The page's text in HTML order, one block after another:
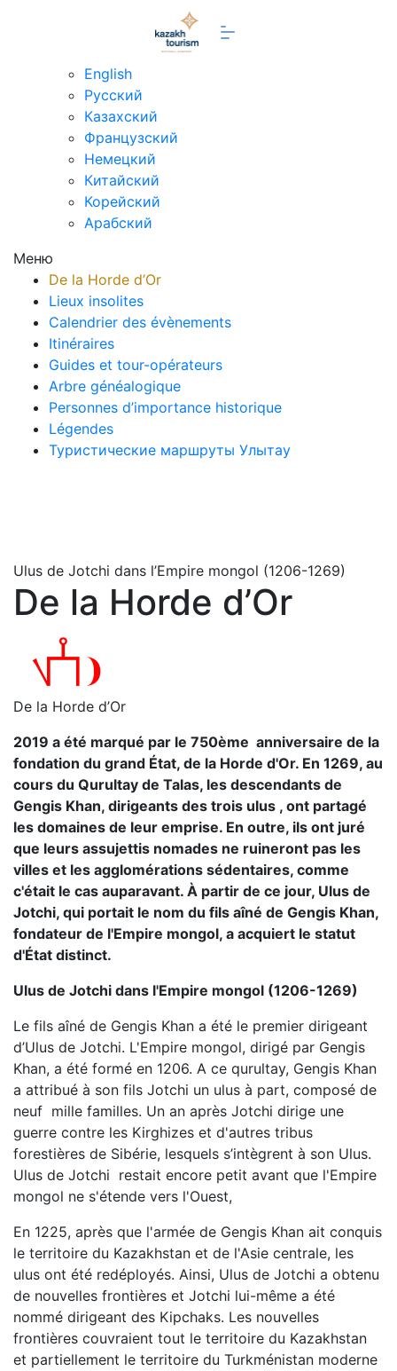
English
Русский
Казахский
Французский
Немецкий
Китайский
Корейский
Арабский
Меню
De la Horde d’Or
Lieux insolites
Calendrier des évènements
Itinéraires
Guides et tour-opérateurs
Arbre généalogique
Personnes d’importance historique
Légendes
Туристические маршруты Улытау
Ulus de Jotchi dans l’Empire mongol (1206-1269)
De la Horde d’Or
De la Horde d’Or
2019 a été marqué par le 750ème anniversaire de la
fondation du grand État, de la Horde d'Or. En 1269, au
cours du Qurultay de Talas, les descendants de
Gengis Khan, dirigeants des trois ulus , ont partagé
les domaines de leur emprise. En outre, ils ont juré
que leurs assujettis nomades ne ruineront pas les
villes et les agglomérations sédentaires, comme
c'était le cas auparavant. À partir de ce jour, Ulus de
Jotchi, qui portait le nom du fils aîné de Gengis Khan,
fondateur de l'Empire mongol, a acquiert le statut
d'État distinct.
Ulus de Jotchi dans l'Empire mongol (1206-1269)
Le fils aîné de Gengis Khan a été le premier dirigeant
d’Ulus de Jotchi. L'Empire mongol, dirigé par Gengis
Khan, a été formé en 1206. A ce qurultay, Gengis Khan
a attribué à son fils Jotchi un ulus à part, composé de
neuf mille familles. Un an après Jotchi dirige une
guerre contre les Kirghizes et d'autres tribus
forestières de Sibérie, lesquels s’intègrent à son Ulus.
Ulus de Jotchi restait encore petit avant que l'Empire
mongol ne s'étende vers l'Ouest,
En 1225, après que l'armée de Gengis Khan ait conquis
le territoire du Kazakhstan et de l'Asie centrale, les
ulus ont été redéployés. Ainsi, Ulus de Jotchi a obtenu
de nouvelles frontières et Jotchi lui-même a été
nommé dirigeant des Kipchaks. Les nouvelles
frontières couvraient tout le territoire du Kazakhstan
et partiellement le territoire du Turkménistan moderne